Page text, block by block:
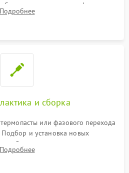
или замена графического
GDDR. Прошивка BIOS
Подробнее
и сборка
или фазового перехода
Подбор и установка новых
толщины на память и цепи
и бэкплейта, подключение и
Подробнее